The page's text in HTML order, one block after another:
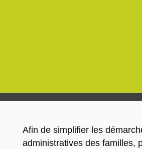
Afin de simplifier les
administratives des familles,